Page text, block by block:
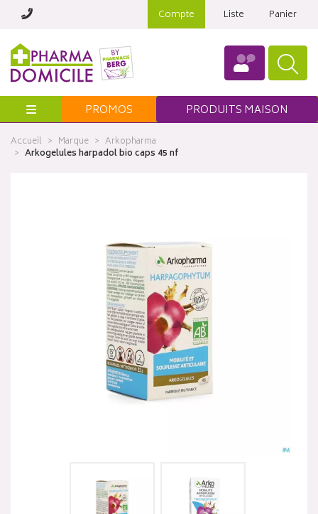
Compte Liste Panier
Menu PROMOS PRODUITS MAISON
Accueil Marque
Arkopharma
Arkogelules harpadol bio caps 45 nf